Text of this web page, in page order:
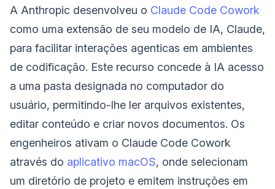
A Anthropic desenvolveu o Claude Code Cowork
como uma extensão de seu modelo de IA, Claude,
para facilitar interações agenticas em ambientes
de codificação. Este recurso concede à IA acesso
a uma pasta designada no computador do
usuário, permitindo-lhe ler arquivos existentes,
editar conteúdo e criar novos documentos. Os
engenheiros ativam o Claude Code Cowork
através do aplicativo macOS, onde selecionam
um diretório de projeto e emitem instruções em